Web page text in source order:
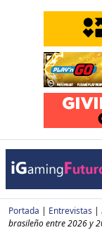
Portada | Entrevistas |
brasileño entre 2026 y